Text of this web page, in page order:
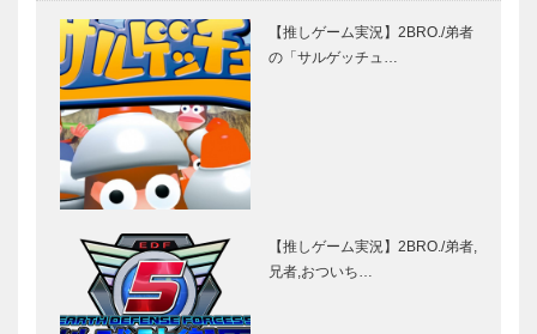
【推しゲーム実況】2BRO./弟者
の「サルゲッチュ…
【推しゲーム実況】2BRO./弟者,
兄者,おついち…